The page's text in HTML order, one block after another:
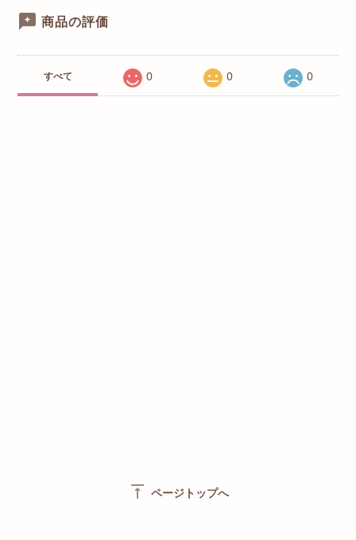
商品の評価
すべて 0 0 0
vertical_align_top ページトップへ